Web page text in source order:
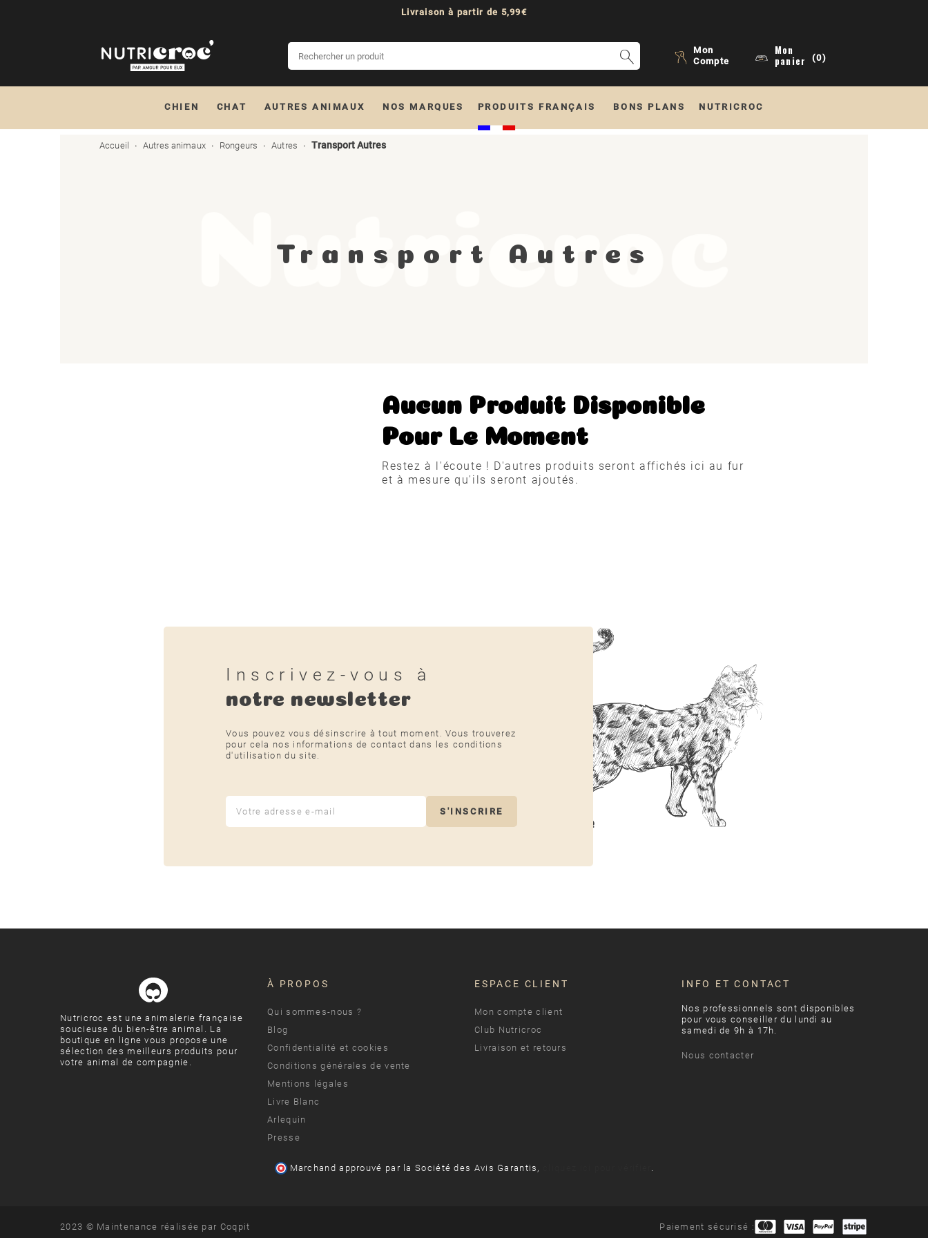
Livraison à partir de 5,99€
Mon
Compte
Mon
panier
(0)
CHIEN CHAT AUTRES ANIMAUX NOS MARQUES PRODUITS FRANÇAIS BONS PLANS NUTRICROC
Transport Autres
Accueil Autres animaux Rongeurs Autres Transport Autres
Aucun Produit Disponible
Pour Le Moment
Restez à l'écoute ! D'autres produits seront affichés ici au fur
et à mesure qu'ils seront ajoutés.
Inscrivez-vous à
notre newsletter
Vous pouvez vous désinscrire à tout moment. Vous trouverez
pour cela nos informations de contact dans les conditions
d'utilisation du site.
S'INSCRIRE
Nutricroc est une animalerie française
soucieuse du bien-être animal. La
boutique en ligne vous propose une
sélection des meilleurs produits pour
votre animal de compagnie.
À PROPOS
Qui sommes-nous ?
Blog
Confidentialité et cookies
Conditions générales de vente
Mentions légales
Livre Blanc
Arlequin
Presse
ESPACE CLIENT
Mon compte client
Club Nutricroc
Livraison et retours
INFO ET CONTACT
Nos professionnels sont disponibles
pour vous conseiller du lundi au
samedi de 9h à 17h.
Nous contacter
Marchand approuvé par la Société des Avis Garantis, .
2023 © Maintenance réalisée par Coqpit Paiement sécurisé :